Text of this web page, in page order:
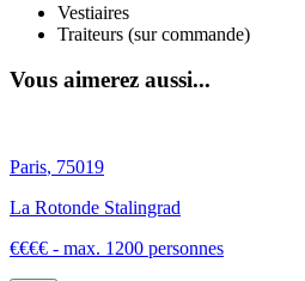
Vestiaires
Traiteurs (sur commande)
Vous aimerez aussi...
Paris, 75019
La Rotonde Stalingrad
€€€€ - max. 1200 personnes